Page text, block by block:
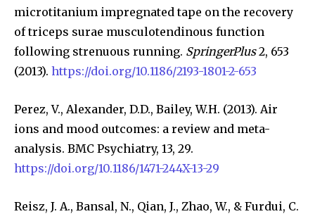
microtitanium impregnated tape on the recovery
of triceps surae musculotendinous function
following strenuous running. SpringerPlus2, 653
(2013). https://doi.org/10.1186/2193-1801-2-653
Perez, V., Alexander, D.D., Bailey, W.H. (2013). Air
ions and mood outcomes: a review and meta-
analysis. BMC Psychiatry, 13, 29.
https://doi.org/10.1186/1471-244X-13-29
Reisz, J. A., Bansal, N., Qian, J., Zhao, W., & Furdui, C.